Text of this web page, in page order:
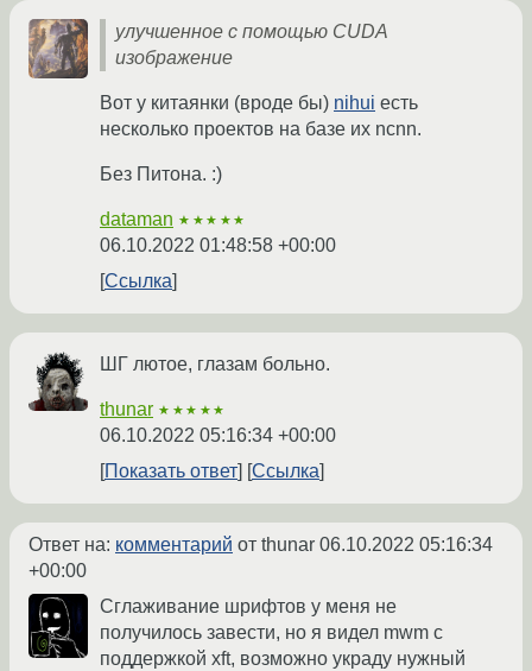
улучшенное с помощью CUDA
изображение
Вот у китаянки (вроде бы) nihui есть
несколько проектов на базе их ncnn.
Без Питона. :)
dataman ★★★★★
06.10.2022 01:48:58 +00:00
Ссылка
ШГ лютое, глазам больно.
thunar ★★★★★
06.10.2022 05:16:34 +00:00
Показать ответ
Ссылка
Ответ на: комментарий от thunar 06.10.2022 05:16:34
+00:00
Сглаживание шрифтов у меня не
получилось завести, но я видел mwm с
поддержкой xft, возможно украду нужный